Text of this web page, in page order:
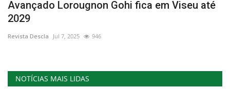
Educação
Estatuto Editorial
Saúde
Avançado Lorougnon Gohi fica em Viseu até
2029
Revista Descla Jul 7, 2025 946
NOTÍCIAS MAIS LIDAS